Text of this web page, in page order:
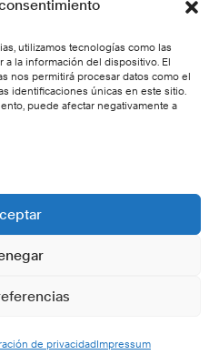
utilizamos tecnologías como las
a la información del dispositivo. El
nos permitirá procesar datos como el
identificaciones únicas en este sitio.
puede afectar negativamente a
de privacidadImpressum